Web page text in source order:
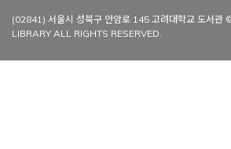
(02841) 서울시 성북구 안암로 145 고려대학교 도서
LIBRARY ALL RIGHTS RESERVED.